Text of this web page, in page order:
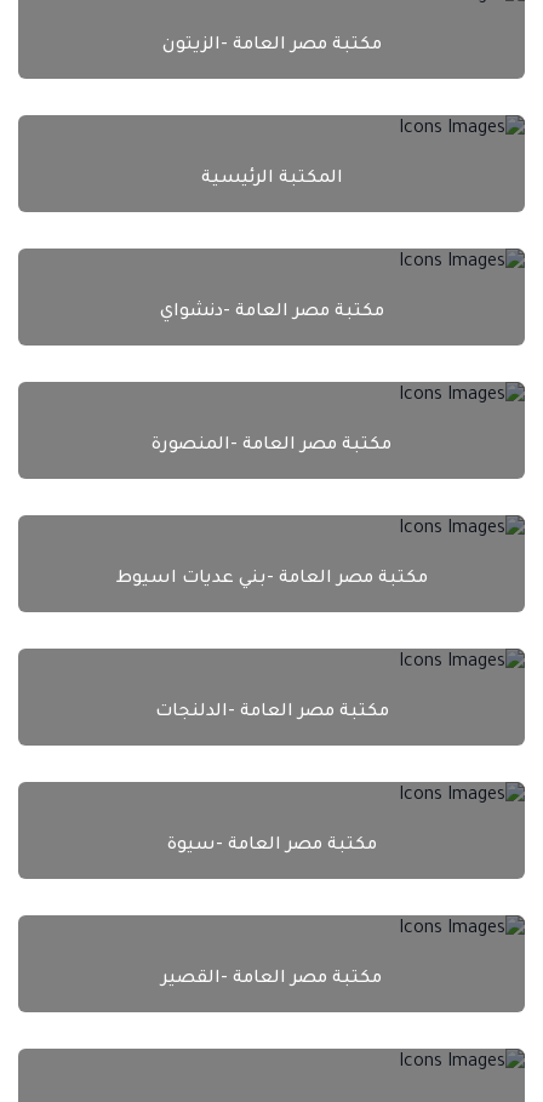
مكتبة مصر العامة -الزيتون
المكتبة الرئيسية
مكتبة مصر العامة -دنشواي
مكتبة مصر العامة -المنصورة
مكتبة مصر العامة -بني عديات اسيوط
مكتبة مصر العامة -الدلنجات
مكتبة مصر العامة -سيوة
مكتبة مصر العامة -القصير